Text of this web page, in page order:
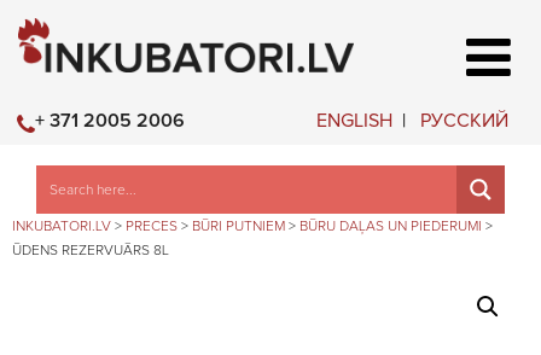
ENGLISH РУССКИЙ
+ 371 2005 2006
INKUBATORI.LV > PRECES > BŪRI PUTNIEM > BŪRU DAĻAS UN PIEDERUMI >
ŪDENS REZERVUĀRS 8L